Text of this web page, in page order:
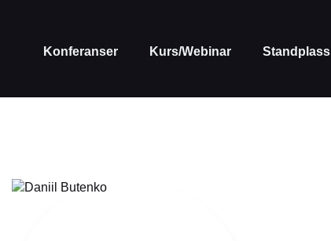
Konferanser Kurs/Webinar Standplass